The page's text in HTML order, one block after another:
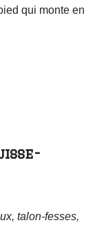
qui monte en
talon-fesses,